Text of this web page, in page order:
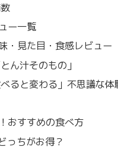
ー一覧
・見た目・食感レビュー
ん汁そのもの」
ると変わる」不思議な体
おすすめの食べ方
っちがお得？